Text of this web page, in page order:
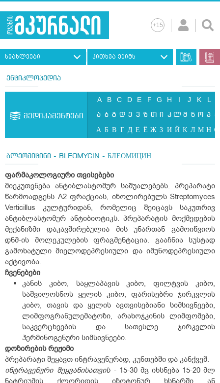
სიახლეები კითხვა ექიმს
ენციკლოპედია
მედიკამენტები
A B C D E F G H I J K L
ა ბ გ დ ე ვ ზ თ ი კ ლ მ ნ ო პ ჟ
А Б В Г Д Е Ё Ж З И Й К Л М Н О
ბლეომიცინი - BLEOMYCIN - БЛЕОМИЦИН
ფარმაკოლოგიური თვისებები
მიეკუთვნება ანტიბლასტომურ საშუალებებს. პრეპარატი
წარმოადგენს A2ფრაქციას, იზოლირებულს Streptomyces
Verticillus კულტურიდან, რომელიც შეიცავს საკუთრივ
ანტიბლასტომურ ანტიბიოტიკს. პრეპარატის მოქმედების
მექანიზმი დაკავშირებულია მის უნართან გამოიწვიოს
დნმ-ის მოლეკულების ფრაგმენტაცია. გააჩნია სუსტად
გამოხატული მიელოდეპრესიული და იმუნოდეპრესიული
აქტივობა.
ჩვენებები
კანის კიბო, საყლაპავის კიბო, ფილტვის კიბო,
საშვილოსნოს ყელის კიბო, ფარისებრი ჯირკვლის
კიბო, თავის და ყელის ავთვისებიანი სიმსივნეები,
ლიმფოგრანულემატოზი, არახოჯკინის ლიმფომები,
საკვერცხეების და სათესლე ჯირკვლის
ჰერმინოგენური სიმსივნეები.
დოზირებისრეჟიმი
პრეპარატი შეყავთ ინტრავენურად, კუნთებში და კანქვეშ.
ინტრავენური შეყვანისათვის - 15-30 მგ იხსნება 15-20 მლ